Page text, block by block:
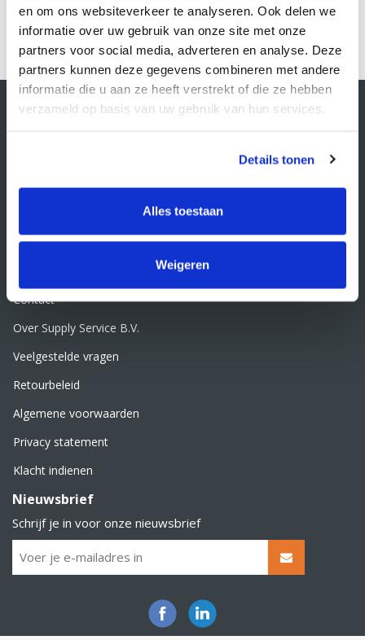
en om ons websiteverkeer te analyseren. Ook delen we
informatie over uw gebruik van onze site met onze
partners voor social media, adverteren en analyse. Deze
partners kunnen deze gegevens combineren met andere
informatie die u aan ze heeft verstrekt of die ze hebben
verzameld op basis van uw gebruik van hun services.
Details tonen
Alles toestaan
Weigeren
Contactgegevens
+31 33 468 13 42
KvK nummer: 66384737
BTW nummer: NL856526605B01
Contact
Over Supply Service B.V.
Veelgestelde vragen
Retourbeleid
Algemene voorwaarden
Privacy statement
Klacht indienen
Nieuwsbrief
Schrijf je in voor onze nieuwsbrief